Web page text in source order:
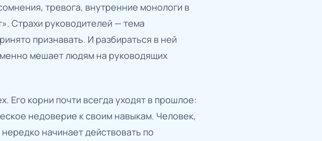
тревога, внутренние монологи в
Страхи руководителей — тема
признавать. И разбираться в ней
мешает людям на руководящих
Его корни почти всегда уходят в прошлое:
недоверие к своим навыкам. Человек,
начинает действовать по